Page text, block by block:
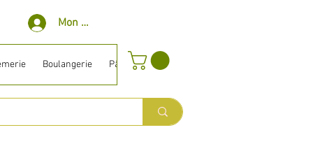
Mon compte
Boulangerie Pâtisserie Surgelé